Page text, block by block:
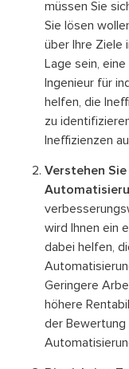
müssen Sie
Sie lösen
über Ihre Ziele
Lage sein,
Ingenieur für
helfen, die
zu
Ineffizienzen
Verstehen
wird Ihnen ein
dabei helfen,
Geringere
höhere
der Bewertung